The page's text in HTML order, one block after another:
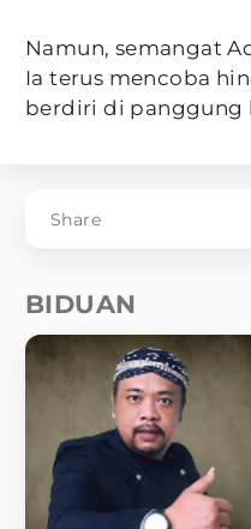
Namun, semangat
Ia terus mencoba
berdiri di panggung
Share
BIDUAN